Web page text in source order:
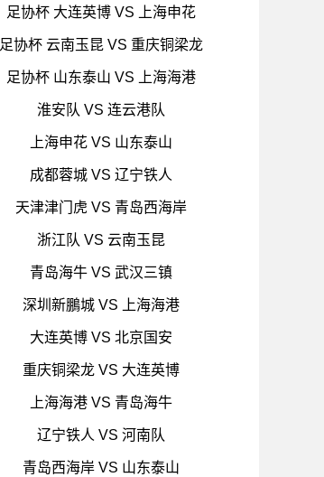
足协杯 大连英博 VS 上海申花
足协杯 云南玉昆 VS 重庆铜梁龙
足协杯 山东泰山 VS 上海海港
淮安队 VS 连云港队
上海申花 VS 山东泰山
成都蓉城 VS 辽宁铁人
天津津门虎 VS 青岛西海岸
浙江队 VS 云南玉昆
青岛海牛 VS 武汉三镇
深圳新鵬城 VS 上海海港
大连英博 VS 北京国安
重庆铜梁龙 VS 大连英博
上海海港 VS 青岛海牛
辽宁铁人 VS 河南队
青岛西海岸 VS 山东泰山